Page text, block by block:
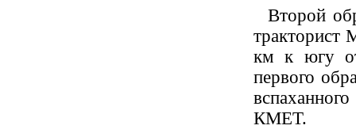
Второй
тракторист
км к югу
первого
КМЕТ.